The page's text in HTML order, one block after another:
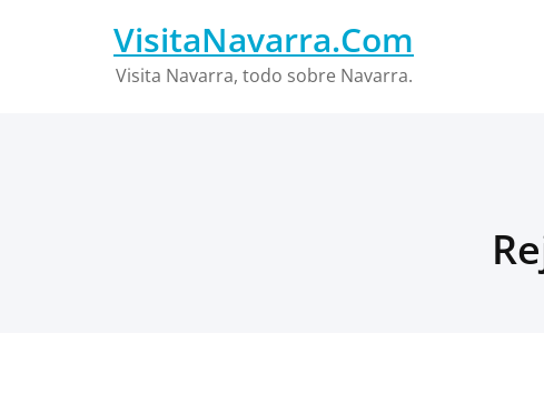
VisitaNavarra.Com
Visita Navarra, todo sobre Navarra.